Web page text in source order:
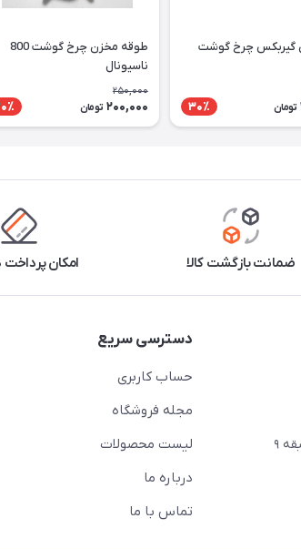
گیربکس چرخ گوشت
تومان 30٪
طوقه مخزن چرخ گوشت 800
ناسیونال
250,000
200,000 تومان
ضمانت بازگشت کالا امکان پرداخت
۹
دسترسی سریع
حساب کاربری
مجله فروشگاه
لیست محصولات
درباره ما
تماس با ما